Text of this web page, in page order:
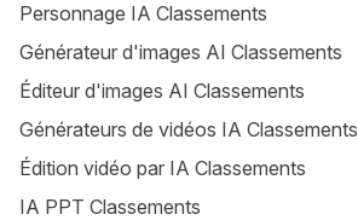
Personnage IA Classements
Générateur d'images AI Classements
Éditeur d'images AI Classements
Générateurs de vidéos IA Classements
Édition vidéo par IA Classements
IA PPT Classements